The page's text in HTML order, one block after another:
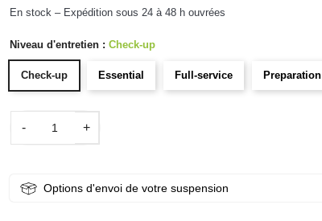
En stock – Expédition sous 24 à 48 h ouvrées
Niveau d'entretien : Check-up
Check-up Essential Full-service Preparation
- +
Options d'envoi de votre suspension